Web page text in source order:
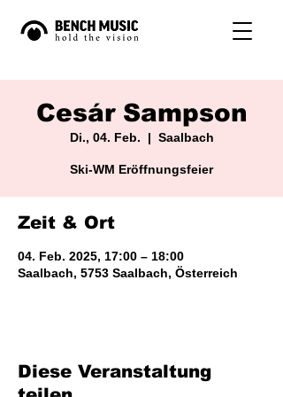
Cesár Sampson
Di., 04. Feb.
  |
Saalbach
Ski-WM Eröffnungsfeier
Zeit & Ort
04. Feb. 2025, 17:00 – 18:00
Saalbach, 5753 Saalbach, Österreich
Diese Veranstaltung